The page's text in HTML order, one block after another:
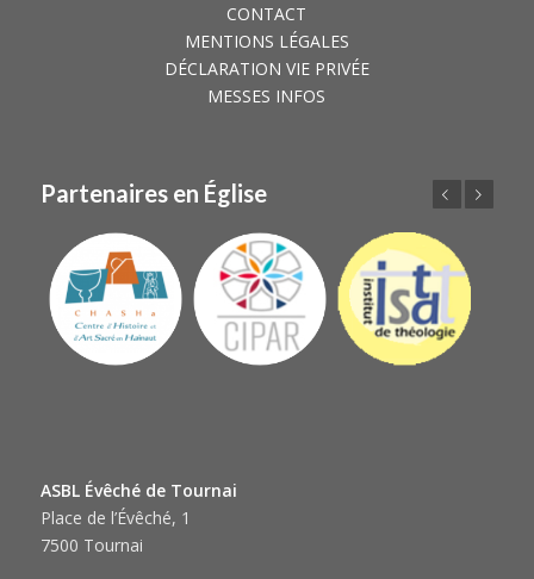
CONTACT
MENTIONS LÉGALES
DÉCLARATION VIE PRIVÉE
MESSES INFOS
Partenaires en Église
ASBL Évêché de Tournai
Place de l’Évêché, 1
7500 Tournai